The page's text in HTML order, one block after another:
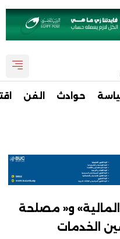
حوادث الفن
و« مصلحة
الخدمات